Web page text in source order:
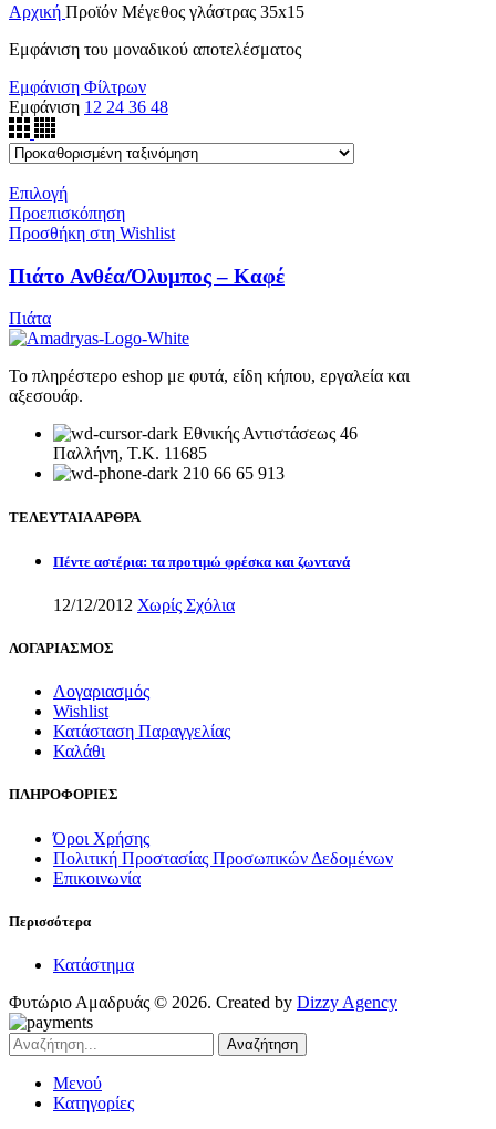
Αρχική Προϊόν Μέγεθος γλάστρας 35x15
Εμφάνιση του μοναδικού αποτελέσματος
Εμφάνιση Φίλτρων
Εμφάνιση 12 24 36 48
Επιλογή
Προεπισκόπηση
Προσθήκη στη Wishlist
Πιάτο Ανθέα/Όλυμπος – Καφέ
Πιάτα
Το πληρέστερο eshop με φυτά, είδη κήπου, εργαλεία και
αξεσουάρ.
Εθνικής Αντιστάσεως 46
Παλλήνη, Τ.Κ. 11685
210 66 65 913
ΤΕΛΕΥΤΑΙΑ ΑΡΘΡΑ
Πέντε αστέρια: τα προτιμώ φρέσκα και ζωντανά
12/12/2012 Χωρίς Σχόλια
ΛΟΓΑΡΙΑΣΜΟΣ
Λογαριασμός
Wishlist
Κατάσταση Παραγγελίας
Καλάθι
ΠΛΗΡΟΦΟΡΙΕΣ
Όροι Χρήσης
Πολιτική Προστασίας Προσωπικών Δεδομένων
Επικοινωνία
Περισσότερα
Κατάστημα
Φυτώριο Αμαδρυάς © 2026. Created by Dizzy Agency
Αναζήτηση
Μενού
Κατηγορίες